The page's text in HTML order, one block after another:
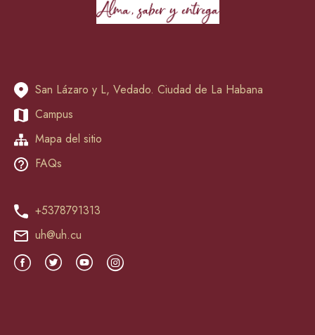
San Lázaro y L, Vedado. Ciudad de La Habana
Campus
Mapa del sitio
FAQs
+5378791313
uh@uh.cu